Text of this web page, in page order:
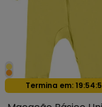
Oferta
Termina em: